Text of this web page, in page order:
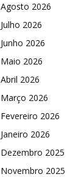
Agosto 2026
Julho 2026
Junho 2026
Maio 2026
Abril 2026
Março 2026
Fevereiro 2026
Janeiro 2026
Dezembro 2025
Novembro 2025